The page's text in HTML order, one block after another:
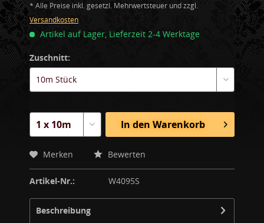
* Alle Preise inkl. gesetzl. Mehrwertsteuer und zzgl.
Versandkosten
Artikel auf Lager, Lieferzeit 2-4 Werktage
Zuschnitt:
In den Warenkorb
Merken Bewerten
Artikel-Nr.: W4095S
Beschreibung